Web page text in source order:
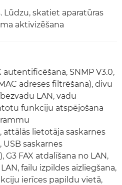
Lūdzu, skatiet aparatūras
aktivizēšana
autentificēšana, SNMP V3.0,
adreses filtrēšana), divu
LAN, vadu
funkciju atspējošana
attālās lietotāja saskarnes
USB saskarnes
G3 FAX atdalīšana no LAN,
failu izpildes aizliegšana,
ierīces papildu vietā,